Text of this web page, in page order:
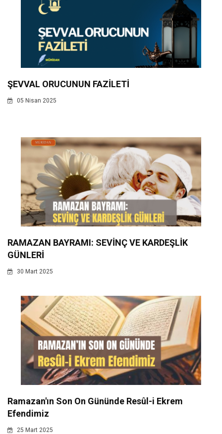
ŞEVVAL ORUCUNUN FAZİLETİ
05 Nisan 2025
RAMAZAN BAYRAMI: SEVİNÇ VE KARDEŞLİK
GÜNLERİ
30 Mart 2025
Ramazan'ın Son On Gününde Resûl-i Ekrem
Efendimiz
25 Mart 2025